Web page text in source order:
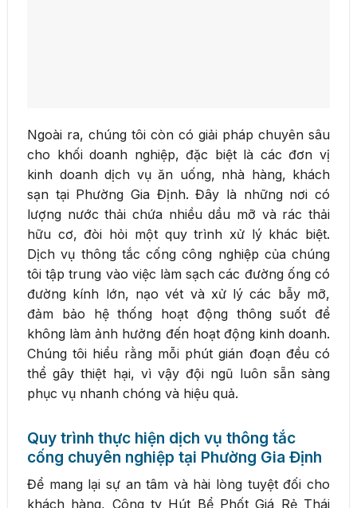
Ngoài ra, chúng tôi còn có giải pháp chuyên sâu
cho khối doanh nghiệp, đặc biệt là các đơn vị
kinh doanh dịch vụ ăn uống, nhà hàng, khách
sạn tại Phường Gia Định. Đây là những nơi có
lượng nước thải chứa nhiều dầu mỡ và rác thải
hữu cơ, đòi hỏi một quy trình xử lý khác biệt.
Dịch vụ thông tắc cống công nghiệp của chúng
tôi tập trung vào việc làm sạch các đường ống có
đường kính lớn, nạo vét và xử lý các bẫy mỡ,
đảm bảo hệ thống hoạt động thông suốt để
không làm ảnh hưởng đến hoạt động kinh doanh.
Chúng tôi hiểu rằng mỗi phút gián đoạn đều có
thể gây thiệt hại, vì vậy đội ngũ luôn sẵn sàng
phục vụ nhanh chóng và hiệu quả.
Quy trình thực hiện dịch vụ thông tắc
cống chuyên nghiệp tại Phường Gia Định
Để mang lại sự an tâm và hài lòng tuyệt đối cho
khách hàng, Công ty Hút Bể Phốt Giá Rẻ Thái